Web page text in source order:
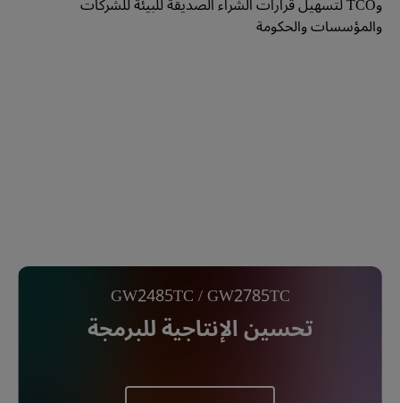
والمؤسسات والحكومة
GW2485TC / GW2785TC
تحسين الإنتاجية للبرمجة